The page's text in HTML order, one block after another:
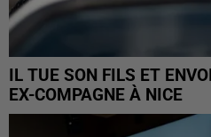
IL TUE SON FILS ET
EX-COMPAGNE À NICE